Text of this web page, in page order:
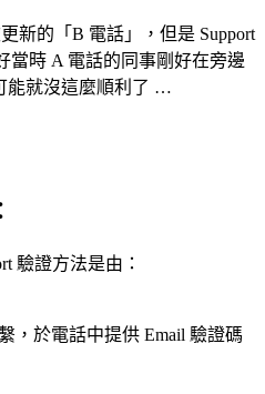
新的「B 電話」，但是 Support
時 A 電話的同事剛好在旁邊
能就沒這麼順利了 …
驗證方法是由：
，於電話中提供 Email 驗證碼